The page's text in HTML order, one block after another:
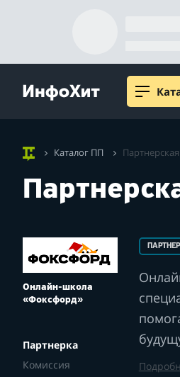
Каталог ПП
Онлайн-школа
«Фоксфорд»
Партнерка
Комиссия